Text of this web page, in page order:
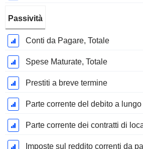
Passività
Conti da Pagare, Totale
Spese Maturate, Totale
Prestiti a breve termine
Parte corrente del debito a
Parte corrente dei contratti di
Imposte sul reddito correnti da